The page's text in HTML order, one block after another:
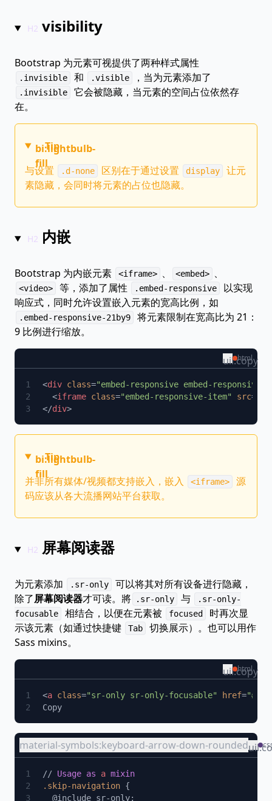
visibility
Bootstrap 为元素可视提供了两种样式属性
.invisible 和 .visible ，当为元素添加了
.invisible
它会被隐藏，当元素的空间占位依然存
在。
bi:lightbulb-
fill
Tip
与设置
.d-none 区别在于通过设置 display
让元
素隐藏，会同时将元素的占位也隐藏。
内嵌
Bootstrap 为内嵌元素 <iframe> 、 <embed> 、
<video> 等，添加了属性 .embed-responsive
以实现
响应式，同时允许设置嵌入元素的宽高比例，如
.embed-responsive-21by9
将元素限制在宽高比为 21：
9 比例进行缩放。
uil:copy
html
<div class="embed-responsive embed-responsive-
  <
iframe class="embed-responsive-item" src=
</div
bi:lightbulb-
fill
Tip
并非所有媒体/视频都支持嵌入，嵌入
<iframe>
源
码应该从各大流播网站平台获取。
屏幕阅读器
为元素添加 .sr-only
可以将其对所有设备进行隐藏，
除了屏幕阅读器才可读。將 .sr-only 与
.sr-only-
focusable
相结合，以便在元素被 focused
时再次显
示该元素（如通过快捷键
Tab
切换展示）。也可以用作
Sass mixins。
uil:copy
html
<a class="sr-only sr-only-focusable" href=
material-symbols:keyboard-arrow-down-rounded
// Usage as a
.skip-navigation